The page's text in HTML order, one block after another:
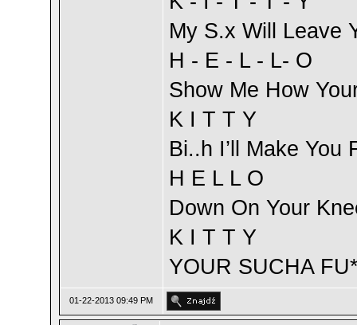
My S.x Will Leave
H - E - L - L- O
Show Me How
K I T T Y
Bi..h I’ll Make You
H E L L O
Down On Your
K I T T Y
YOUR SUCHA
01-22-2013 09:49 PM